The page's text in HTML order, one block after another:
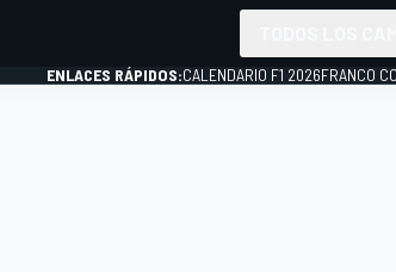
ENLACES RÁPIDOS:CALENDARIO F1 2026FRANCO